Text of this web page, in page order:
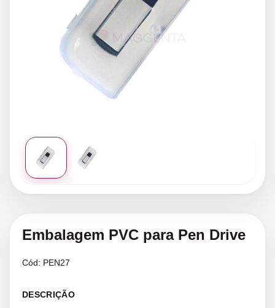
Embalagem PVC para Pen Drive
Cód: PEN27
DESCRIÇÃO